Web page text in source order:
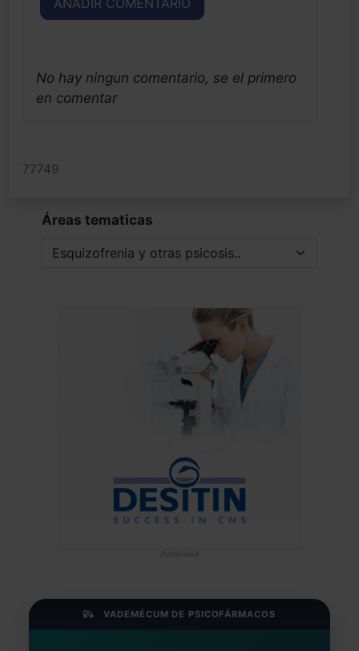
No hay ningun comentario, se el primero
en comentar
77749
Áreas tematicas
Publicidad
VADEMÉCUM DE PSICOFÁRMACOS